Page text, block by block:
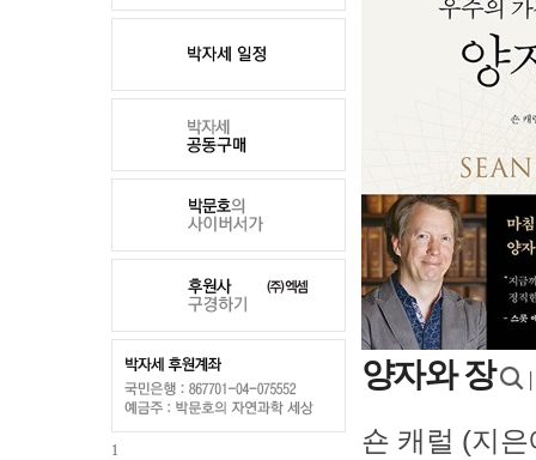
1
양자와 장 |
숀 캐럴 (지은